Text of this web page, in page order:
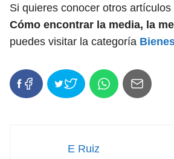
Si quieres conocer otros
Cómo encontrar la media, la
puedes visitar la categoría
E Ruiz